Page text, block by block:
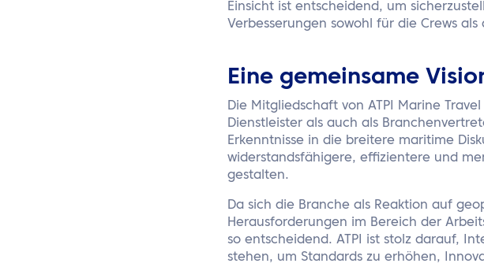
Einsicht ist entscheidend, um
Verbesserungen sowohl für die Crews
Eine gemeinsame
Die Mitgliedschaft von ATPI Marine
Dienstleister als auch als
Erkenntnisse in die breitere maritime
widerstandsfähigere, effizientere und
gestalten.
Da sich die Branche als Reaktion auf
Herausforderungen im Bereich der
so entscheidend. ATPI ist stolz darauf,
stehen, um Standards zu erhöhen,